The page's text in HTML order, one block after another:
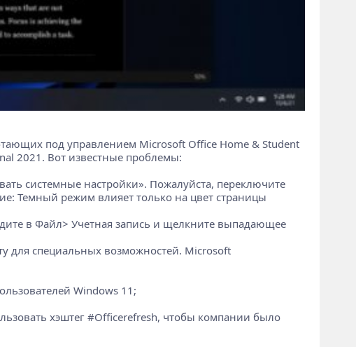
под управлением Microsoft Office Home & Student
2021. Вот известные проблемы:
системные настройки». Пожалуйста, переключите
Темный режим влияет только на цвет страницы
в Файл> Учетная запись и щелкните выпадающее
для специальных возможностей. Microsoft
Windows 11;
хэштег #Officerefresh, чтобы компании было